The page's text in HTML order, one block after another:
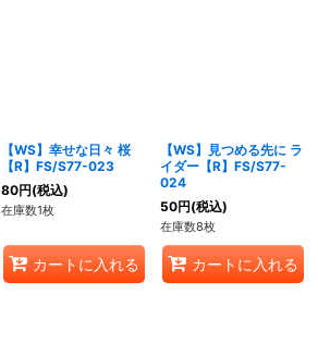
【WS】幸せな日々 桜
【R】FS/S77-023
80円(税込)
在庫数1枚
カートに入れる
【WS】見つめる先に ラ
イダー【R】FS/S77-
024
50円(税込)
在庫数8枚
カートに入れる